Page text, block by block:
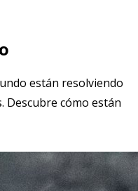
están resolviendo
Descubre cómo están